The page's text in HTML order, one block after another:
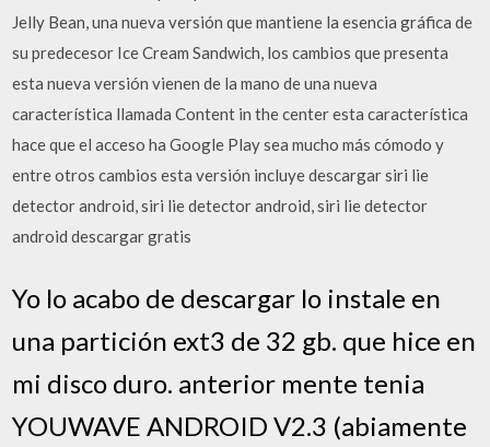
Jelly Bean, una nueva versión que mantiene la esencia gráfica de
su predecesor Ice Cream Sandwich, los cambios que presenta
esta nueva versión vienen de la mano de una nueva
característica llamada Content in the center esta característica
hace que el acceso ha Google Play sea mucho más cómodo y
entre otros cambios esta versión incluye descargar siri lie
detector android, siri lie detector android, siri lie detector
android descargar gratis
Yo lo acabo de descargar lo instale en
una partición ext3 de 32 gb. que hice en
mi disco duro. anterior mente tenia
YOUWAVE ANDROID V2.3 (abiamente